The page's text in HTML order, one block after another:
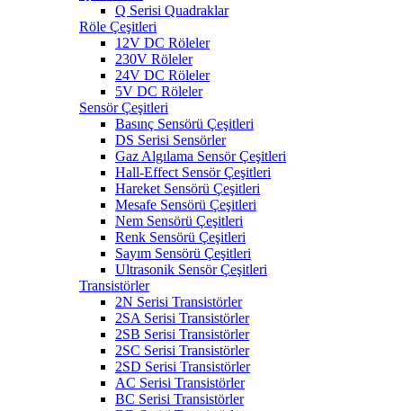
Q Serisi Quadraklar
Röle Çeşitleri
12V DC Röleler
230V Röleler
24V DC Röleler
5V DC Röleler
Sensör Çeşitleri
Basınç Sensörü Çeşitleri
DS Serisi Sensörler
Gaz Algılama Sensör Çeşitleri
Hall-Effect Sensör Çeşitleri
Hareket Sensörü Çeşitleri
Mesafe Sensörü Çeşitleri
Nem Sensörü Çeşitleri
Renk Sensörü Çeşitleri
Sayım Sensörü Çeşitleri
Ultrasonik Sensör Çeşitleri
Transistörler
2N Serisi Transistörler
2SA Serisi Transistörler
2SB Serisi Transistörler
2SC Serisi Transistörler
2SD Serisi Transistörler
AC Serisi Transistörler
BC Serisi Transistörler